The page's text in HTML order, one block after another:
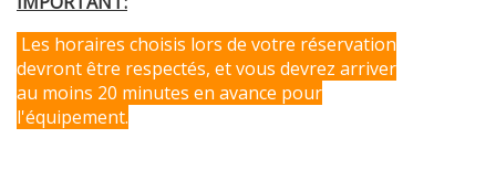
Les horaires choisis lors de votre réservation
devront être respectés, et vous devrez arriver
au moins 20 minutes en avance pour
l'équipement.